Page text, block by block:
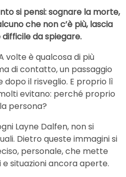
si pensi: sognare la morte,
che non c’è più, lascia
da spiegare.
volte è qualcosa di più
di contatto, un passaggio
il risveglio. E proprio lì
evitano: perché proprio
persona?
Layne Dalfen, non si
Dietro queste immagini si
personale, che mette
situazioni ancora aperte.